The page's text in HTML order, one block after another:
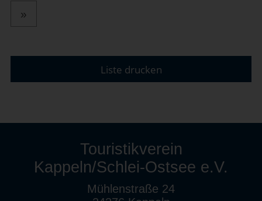
»
Liste drucken
Touristikverein
Kappeln/Schlei-Ostsee e.V.
Mühlenstraße 24